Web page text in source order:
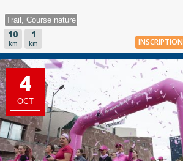
Trail, Course nature
10
km
1
km INSCRIPTION
4
OCT